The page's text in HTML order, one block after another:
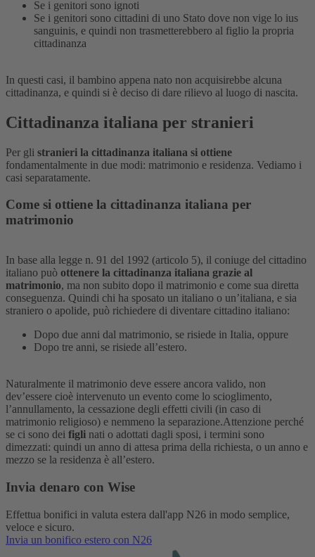
Se i genitori sono ignoti
Se i genitori sono cittadini di uno Stato dove non vige lo ius
sanguinis, e quindi non trasmetterebbero al figlio la propria
cittadinanza
In questi casi, il bambino appena nato non acquisirebbe alcuna
cittadinanza, e quindi si è deciso di dare rilievo al luogo di nascita.
Cittadinanza italiana per stranieri
Per gli stranieri la cittadinanza italiana si ottiene
fondamentalmente in due modi: matrimonio e residenza. Vediamo i
casi separatamente.
Come si ottiene la cittadinanza italiana per
matrimonio
In base alla legge n. 91 del 1992 (articolo 5), il coniuge del cittadino
italiano può ottenere la cittadinanza italiana grazie al
matrimonio, ma non subito dopo il matrimonio e come sua diretta
conseguenza. Quindi chi ha sposato un italiano o un’italiana, e sia
straniero o apolide, può richiedere di diventare cittadino italiano:
Dopo due anni dal matrimonio, se risiede in Italia, oppure
Dopo tre anni, se risiede all’estero.
Naturalmente il matrimonio deve essere ancora valido, non
dev’essere cioè intervenuto un evento come lo scioglimento,
l’annullamento, la cessazione degli effetti civili (in caso di
matrimonio religioso) e nemmeno la separazione.Attenzione perché
se ci sono dei figli nati o adottati dagli sposi, i termini sono
dimezzati: quindi un anno di attesa prima della richiesta, o un anno e
mezzo se la residenza è all’estero.
Invia denaro con Wise
Effettua bonifici in valuta estera dall'app N26 in modo semplice,
veloce e sicuro.
Invia un bonifico estero con N26